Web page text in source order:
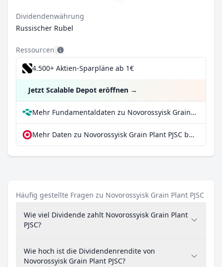
Dividendenwährung
Russischer Rubel
Ressourcen
4.500+ Aktien-Sparpläne ab 1€
Jetzt Scalable Depot eröffnen →
Mehr Fundamentaldaten zu Novorossyisk Grain Plant PJSC bei Parqet
Mehr Daten zu Novorossyisk Grain Plant PJSC bei extraETF
Häufig gestellte Fragen zu Novorossyisk Grain Plant PJSC
Wie viel Dividende zahlt Novorossyisk Grain Plant
PJSC?
Wie hoch ist die Dividendenrendite von
Novorossyisk Grain Plant PJSC?